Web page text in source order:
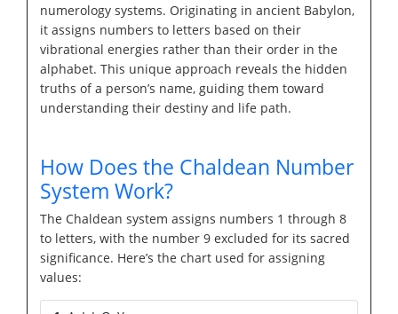
numerology systems. Originating in ancient Babylon,
it assigns numbers to letters based on their
vibrational energies rather than their order in the
alphabet. This unique approach reveals the hidden
truths of a person’s name, guiding them toward
understanding their destiny and life path.
How Does the Chaldean Number
System Work?
The Chaldean system assigns numbers 1 through 8
to letters, with the number 9 excluded for its sacred
significance. Here’s the chart used for assigning
values: